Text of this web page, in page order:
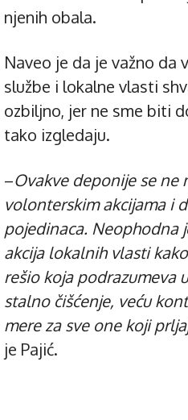
njenih obala.
Naveo je da je važno da
službe i lokalne vlasti
ozbiljno, jer ne sme biti
tako izgledaju.
–Ovakve deponije se ne
volonterskim akcijama i
pojedinaca. Neophodna
akcija lokalnih vlasti
rešio koja podrazumeva
stalno čišćenje, veću
mere za sve one koji
je Pajić.